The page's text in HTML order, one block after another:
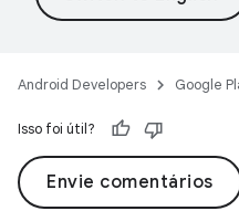
Android Developers Google
Isso foi útil?
Envie comentários